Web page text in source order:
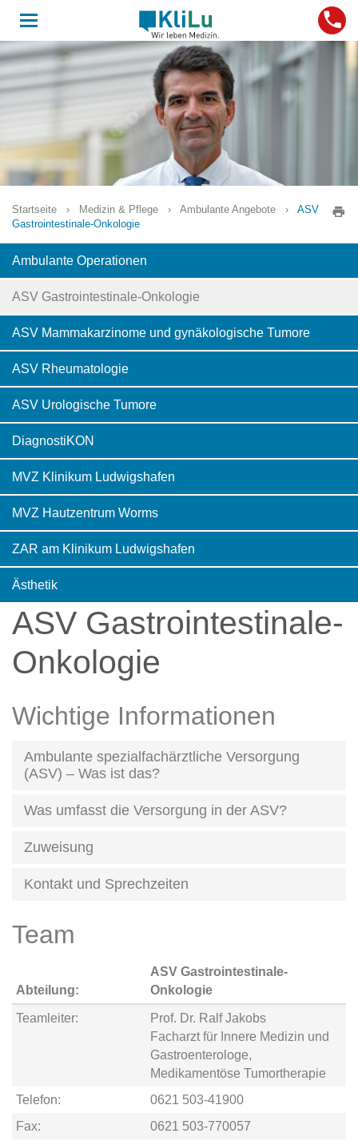
Toggle
navigation
Startseite › Medizin & Pflege › Ambulante Angebote ›
ASV
Gastrointestinale-Onkologie
Ambulante Operationen
ASV Gastrointestinale-Onkologie
ASV Mammakarzinome und gynäkologische Tumore
ASV Rheumatologie
ASV Urologische Tumore
DiagnostiKON
MVZ Klinikum Ludwigshafen
MVZ Hautzentrum Worms
ZAR am Klinikum Ludwigshafen
Ästhetik
ASV Gastrointestinale-
Onkologie
Wichtige Informationen
Ambulante spezialfachärztliche Versorgung
(ASV) – Was ist das?
Was umfasst die Versorgung in der ASV?
Zuweisung
Kontakt und Sprechzeiten
Team
Abteilung:
ASV Gastrointestinale-
Onkologie
Teamleiter:
Prof. Dr. Ralf Jakobs
Facharzt für Innere Medizin und
Gastroenterologe,
Medikamentöse Tumortherapie
Telefon:
0621 503-41900
Fax:
0621 503-770057